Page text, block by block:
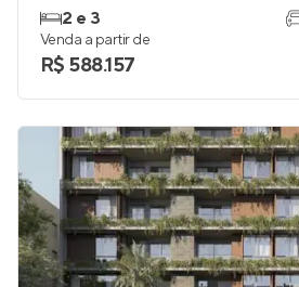
2 e 3
Venda a partir de
R$ 588.157